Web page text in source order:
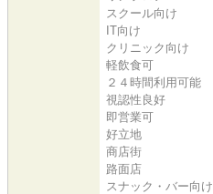
スクール向け
IT向け
クリニック向け
軽飲食可
２４時間利用可能
視認性良好
即営業可
好立地
商店街
路面店
スナック・バー向け